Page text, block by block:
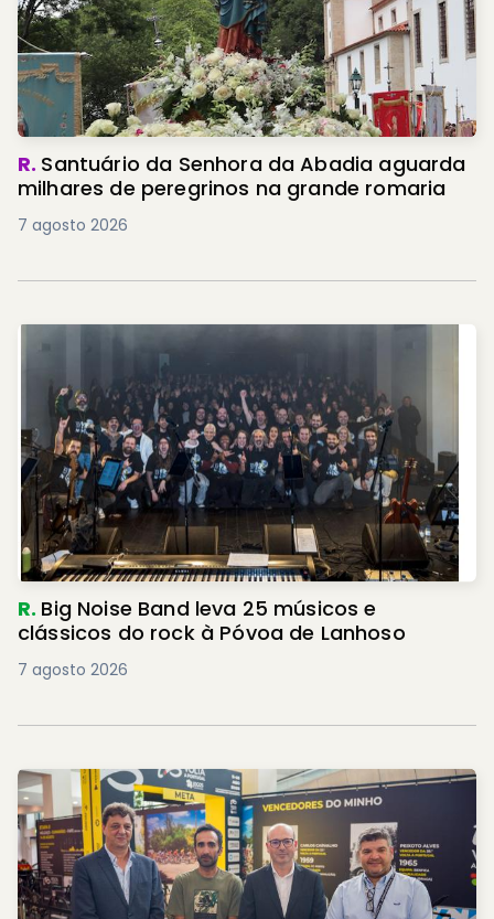
R. Santuário da Senhora da Abadia aguarda
milhares de peregrinos na grande romaria
7 agosto 2026
R. Big Noise Band leva 25 músicos e
clássicos do rock à Póvoa de Lanhoso
7 agosto 2026